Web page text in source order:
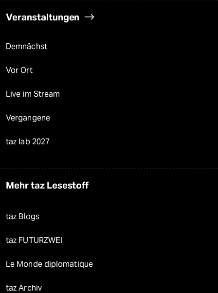
Veranstaltungen
Demnächst
Vor Ort
Live im Stream
Vergangene
taz lab 2027
Mehr taz Lesestoff
taz Blogs
taz FUTURZWEI
Le Monde diplomatique
taz Archiv